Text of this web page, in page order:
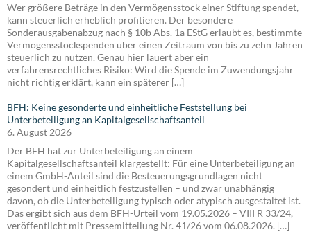
Wer größere Beträge in den Vermögensstock einer Stiftung spendet,
kann steuerlich erheblich profitieren. Der besondere
Sonderausgabenabzug nach § 10b Abs. 1a EStG erlaubt es, bestimmte
Vermögensstockspenden über einen Zeitraum von bis zu zehn Jahren
steuerlich zu nutzen. Genau hier lauert aber ein
verfahrensrechtliches Risiko: Wird die Spende im Zuwendungsjahr
nicht richtig erklärt, kann ein späterer […]
BFH: Keine gesonderte und einheitliche Feststellung bei
Unterbeteiligung an Kapitalgesellschaftsanteil
6. August 2026
Der BFH hat zur Unterbeteiligung an einem
Kapitalgesellschaftsanteil klargestellt: Für eine Unterbeteiligung an
einem GmbH-Anteil sind die Besteuerungsgrundlagen nicht
gesondert und einheitlich festzustellen – und zwar unabhängig
davon, ob die Unterbeteiligung typisch oder atypisch ausgestaltet ist.
Das ergibt sich aus dem BFH-Urteil vom 19.05.2026 – VIII R 33/24,
veröffentlicht mit Pressemitteilung Nr. 41/26 vom 06.08.2026. […]